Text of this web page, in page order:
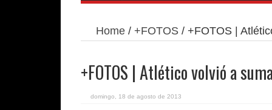
Home/ +FOTOS/ +FOTOS |
+FOTOS | Atlético volvió a
domingo, 18 de agosto de 2013